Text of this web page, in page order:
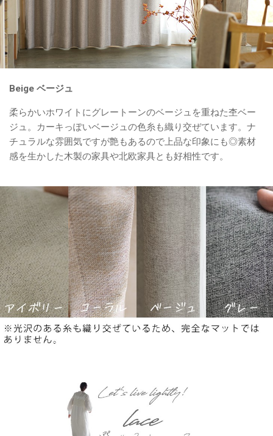
Beige ベージュ
柔らかいホワイトにグレートーンのベージュを重ねた杢ベー
ジュ。カーキっぽいベージュの色糸も織り交ぜています。ナ
チュラルな雰囲気ですが艶もあるので上品な印象にも◎素材
感を生かした木製の家具や北欧家具とも好相性です。